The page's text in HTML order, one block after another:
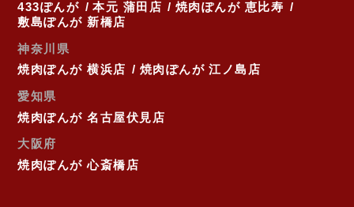
433ぽんが
本元 蒲田店
焼肉ぽんが 恵比寿
敷島ぽんが 新橋店
神奈川県
焼肉ぽんが 横浜店
焼肉ぽんが 江ノ島店
愛知県
焼肉ぽんが 名古屋伏見店
大阪府
焼肉ぽんが 心斎橋店